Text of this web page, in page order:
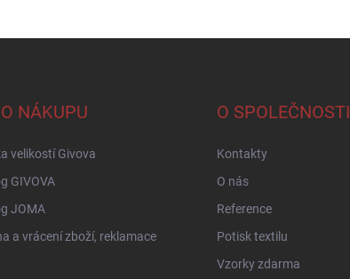
NÁKUPU
velikostí Givova
GIVOVA
JOMA
a vrácení zboží, reklamace
O SPOLEČNOSTI
Kontakty
O nás
Reference
Potisk textilu
Vzorky zdarma